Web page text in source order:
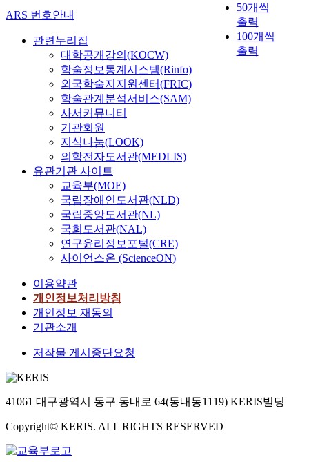
50개씩
출력
100개씩
출력
ARS 번호안내
관련누리집
대학공개강의(KOCW)
학술정보통계시스템(Rinfo)
외국학술지지원센터(FRIC)
학술관계분석서비스(SAM)
사서커뮤니티
기관회원
지식나눔(LOOK)
의학전자도서관(MEDLIS)
유관기관 사이트
교육부(MOE)
국립장애인도서관(NLD)
국립중앙도서관(NL)
국회도서관(NAL)
연구윤리정보포털(CRE)
사이언스온 (ScienceON)
이용약관
개인정보처리방침
개인정보 재동의
기관소개
저작물 게시중단요청
41061 대구광역시 동구 동내로 64(동내동1119) KERIS빌딩
Copyright© KERIS. ALL RIGHTS RESERVED